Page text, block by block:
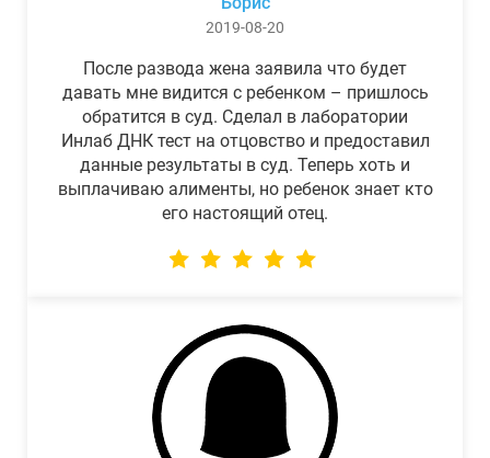
2019-08-20
После развода жена заявила что будет
давать мне видится с ребенком – пришлось
обратится в суд. Сделал в лаборатории
Инлаб ДНК тест на отцовство и предоставил
данные результаты в суд. Теперь хоть и
выплачиваю алименты, но ребенок знает кто
его настоящий отец.